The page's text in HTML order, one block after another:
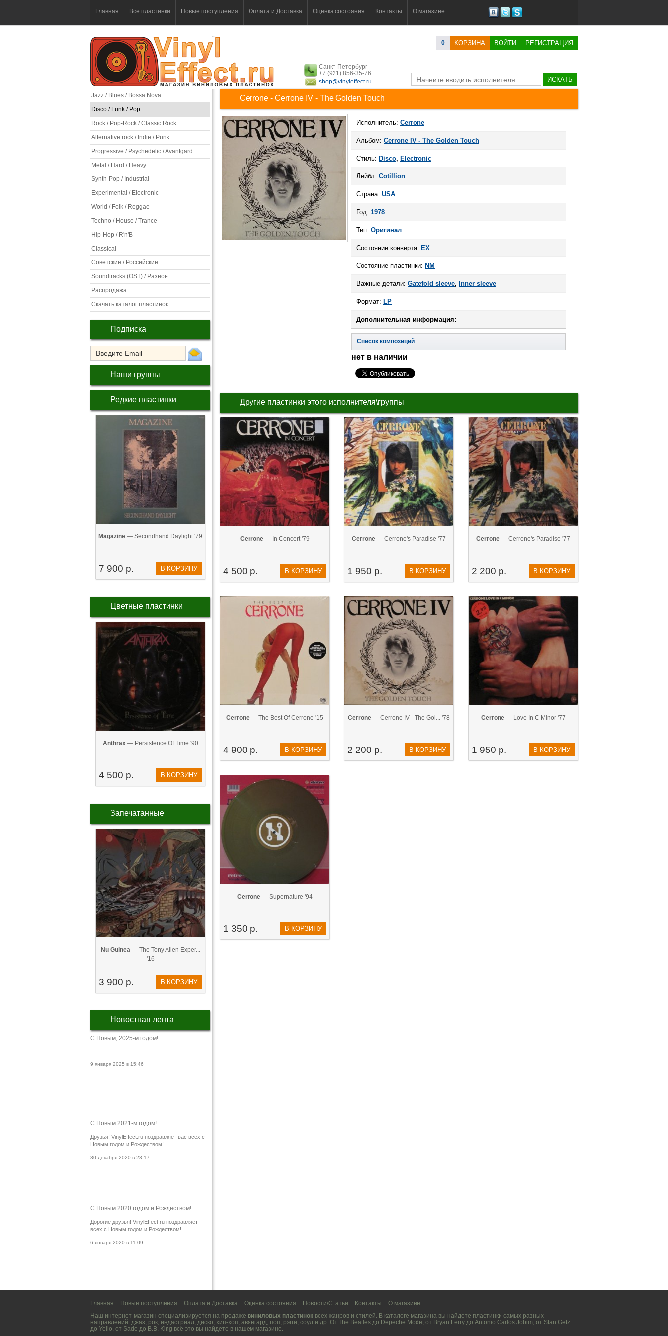
Главная Все пластинки Новые поступления Оплата и Доставка Оценка состояния Контакты О магазине
0 КОРЗИНА ВОЙТИ РЕГИСТРАЦИЯ
Санкт-Петербург
+7 (921) 856-35-76
shop@vinyleffect.ru
ИСКАТЬ
Jazz / Blues / Bossa Nova
Disco / Funk / Pop
Rock / Pop-Rock / Classic Rock
Alternative rock / Indie / Punk
Progressive / Psychedelic / Avantgard
Metal / Hard / Heavy
Synth-Pop / Industrial
Experimental / Electronic
World / Folk / Reggae
Techno / House / Trance
Hip-Hop / R'n'B
Classical
Советские / Российские
Soundtracks (OST) / Разное
Распродажа
Скачать каталог пластинок
Подписка
Наши группы
Редкие пластинки
Magazine — Secondhand Daylight '79
7 900 р. В КОРЗИНУ
Цветные пластинки
Anthrax— Persistence Of Time '90
4 500 р. В КОРЗИНУ
Запечатанные
Nu Guinea— The Tony Allen Exper...
'16
3 900 р. В КОРЗИНУ
Новостная лента
С Новым, 2025-м годом!
9 января 2025 в 15:46
С Новым 2021-м годом!
Друзья! VinylEffect.ru поздравляет вас всех с
Новым годом и Рождеством!
30 декабря 2020 в 23:17
С Новым 2020 годом и Рождеством!
Дорогие друзья! VinylEffect.ru поздравляет
всех с Новым годом и Рождеством!
6 января 2020 в 11:09
Cerrone - Cerrone IV - The Golden Touch
Исполнитель: Cerrone
Альбом: Cerrone IV - The Golden Touch
Стиль: Disco, Electronic
Лейбл: Cotillion
Страна: USA
Год: 1978
Тип: Оригинал
Состояние конверта: EX
Состояние пластинки: NM
Важные детали: Gatefold sleeve, Inner sleeve
Формат: LP
Дополнительная информация:
Список композиций
нет в наличии
Другие пластинки этого исполнителя\группы
Cerrone— In Concert '79
4 500 р. В КОРЗИНУ
Cerrone — Cerrone's Paradise '77
1 950 р. В КОРЗИНУ
Cerrone — Cerrone's Paradise '77
2 200 р. В КОРЗИНУ
Cerrone — The Best Of Cerrone '15
4 900 р. В КОРЗИНУ
Cerrone — Cerrone IV - The Gol... '78
2 200 р. В КОРЗИНУ
Cerrone— Love In C Minor '77
1 950 р. В КОРЗИНУ
Cerrone— Supernature '94
1 350 р. В КОРЗИНУ
Главная Новые поступления Оплата и Доставка Оценка состояния Новости/Статьи Контакты
О магазине
Наш интернет-магазин специализируется на продаже виниловых пластинок всех жанров и стилей. В каталоге магазина вы найдете пластинки самых разных
направлений: джаз, рок, индастриал, диско, хип-хоп, авангард, поп, рэгги, соул и др. От The Beatles до Depeche Mode, от Bryan Ferry до Antonio Carlos Jobim, от Stan Getz
до Yello, от Sade до B.B. King всё это вы найдете в нашем магазине.